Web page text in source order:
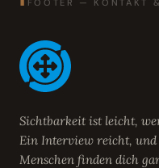
Sichtbarkeit ist leicht,
Ein Interview reicht,
Menschen finden dich